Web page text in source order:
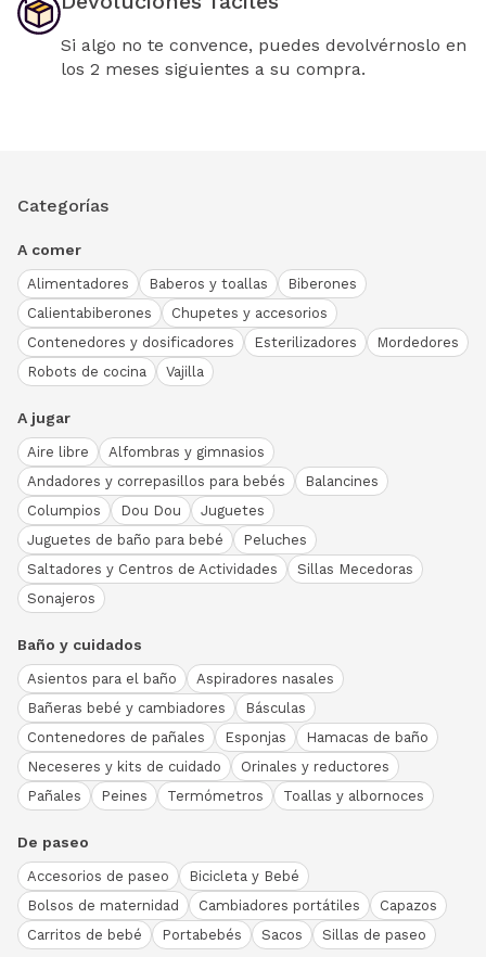
Si algo no te convence, puedes devolvérnoslo en
los 2 meses siguientes a su compra.
Categorías
A comer
Alimentadores Baberos y toallas
Biberones
Calientabiberones
Chupetes y accesorios
Contenedores y dosificadores
Esterilizadores
Mordedores
Robots de cocina
Vajilla
A jugar
Aire libre
Alfombras y gimnasios
Andadores y correpasillos para bebés
Balancines
Columpios
Dou Dou
Juguetes
Juguetes de baño para bebé
Peluches
Saltadores y Centros de Actividades
Sillas Mecedoras
Sonajeros
Baño y cuidados
Asientos para el baño
Aspiradores nasales
Bañeras bebé y cambiadores
Básculas
Contenedores de pañales
Esponjas
Hamacas de baño
Neceseres y kits de cuidado
Orinales y reductores
Pañales
Peines Termómetros Toallas y albornoces
De paseo
Accesorios de paseo
Bicicleta y Bebé
Bolsos de maternidad
Cambiadores portátiles
Capazos
Carritos de bebé
Portabebés Sacos Sillas de paseo